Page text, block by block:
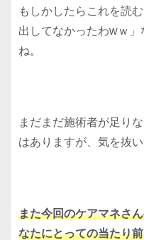
もしかしたらこれを読
出してなかったわwｗ
ね。
まだまだ施術者が足り
はありますが、気を抜
また今回のケアマネさ
なたにとっての当たり